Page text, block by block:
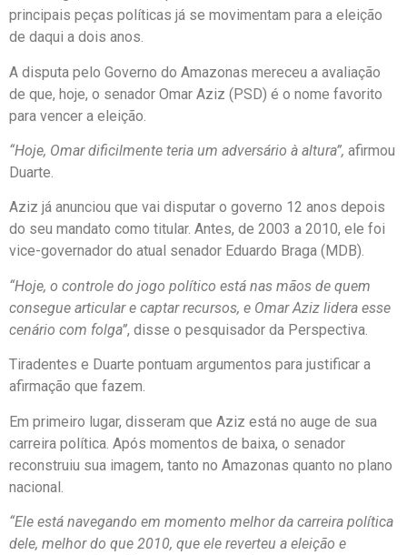
principais peças políticas já se movimentam para a eleição
de daqui a dois anos.
A disputa pelo Governo do Amazonas mereceu a avaliação
de que, hoje, o senador Omar Aziz (PSD) é o nome favorito
para vencer a eleição.
“Hoje, Omar dificilmente teria um adversário à altura”, afirmou
Duarte.
Aziz já anunciou que vai disputar o governo 12 anos depois
do seu mandato como titular. Antes, de 2003 a 2010, ele foi
vice-governador do atual senador Eduardo Braga (MDB).
“Hoje, o controle do jogo político está nas mãos de quem
consegue articular e captar recursos, e Omar Aziz lidera esse
cenário com folga”, disse o pesquisador da Perspectiva.
Tiradentes e Duarte pontuam argumentos para justificar a
afirmação que fazem.
Em primeiro lugar, disseram que Aziz está no auge de sua
carreira política. Após momentos de baixa, o senador
reconstruiu sua imagem, tanto no Amazonas quanto no plano
nacional.
“Ele está navegando em momento melhor da carreira política
dele, melhor do que 2010, que ele reverteu a eleição e